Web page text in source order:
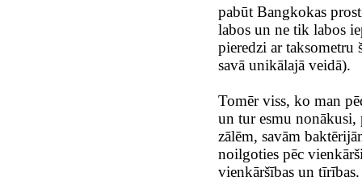
pabūt Bangkokas
labos un ne tik labos
pieredzi ar taksometru
savā unikālajā veidā).
Tomēr viss, ko man
un tur esmu nonākusi,
zālēm, savām
noilgoties pēc
vienkāršības un tīrības.